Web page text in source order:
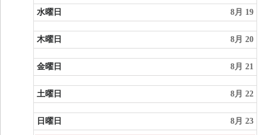
水曜日 8月 19
木曜日 8月 20
金曜日 8月 21
土曜日 8月 22
日曜日 8月 23